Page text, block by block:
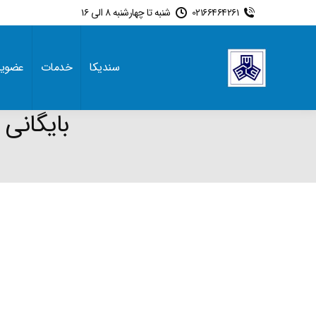
02166464261 شنبه تا چهارشنبه 8 الی 16
سندیکا خدمات